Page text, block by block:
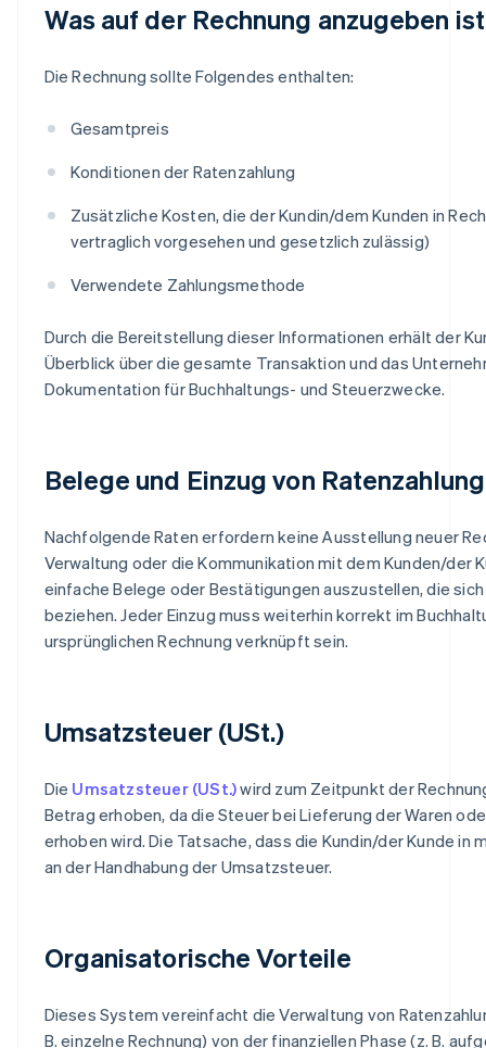
Was auf der Rechnung anzugeben ist
Die Rechnung sollte Folgendes enthalten:
Gesamtpreis
Konditionen der Ratenzahlung
Zusätzliche Kosten, die der Kundin/dem Kunden in
vertraglich vorgesehen und gesetzlich zulässig)
Verwendete Zahlungsmethode
Durch die Bereitstellung dieser Informationen erhält der
Überblick über die gesamte Transaktion und das
Dokumentation für Buchhaltungs- und Steuerzwecke.
Belege und Einzug von
Nachfolgende Raten erfordern keine Ausstellung neuer
Verwaltung oder die Kommunikation mit dem Kunden/der
einfache Belege oder Bestätigungen auszustellen, die
beziehen. Jeder Einzug muss weiterhin korrekt im
ursprünglichen Rechnung verknüpft sein.
Umsatzsteuer (USt.)
Die Umsatzsteuer (USt.)wird zum Zeitpunkt der
Betrag erhoben, da die Steuer bei Lieferung der Waren
erhoben wird. Die Tatsache, dass die Kundin/der Kunde in
an der Handhabung der Umsatzsteuer.
Organisatorische Vorteile
Dieses System vereinfacht die Verwaltung von
B. einzelne Rechnung) von der finanziellen Phase (z. B.